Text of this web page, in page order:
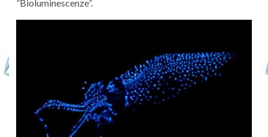
”Bioluminescenze”.